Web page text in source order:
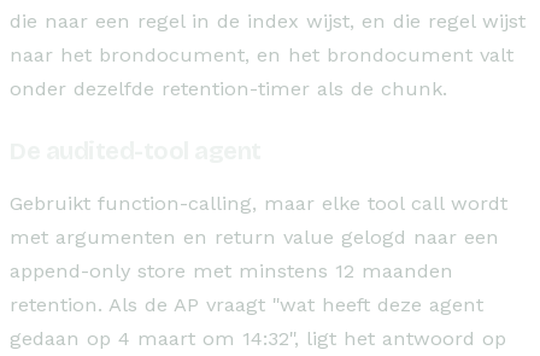
die naar een regel in de index wijst, en die regel wijst
naar het brondocument, en het brondocument valt
onder dezelfde retention-timer als de chunk.
Gebruikt function-calling, maar elke tool call wordt
met argumenten en return value gelogd naar een
append-only store met minstens 12 maanden
retention. Als de AP vraagt "wat heeft deze agent
gedaan op 4 maart om 14:32", ligt het antwoord op